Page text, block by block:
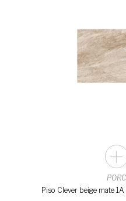
Piso Clever beige mate